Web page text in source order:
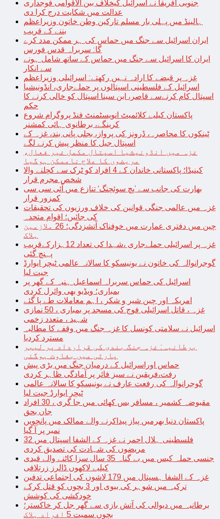
جنوبی افریقا نے اسرائیل کیخلاف بین الاقوامی فوجداری
عدالت میں شکایت درج کرا دی
ہالینڈ میں پہلی بار مسلم تارکین وطن خاتون وزیراعظم
بننے کے قریب
ایران اسرائیل سے جنگ میں حماس کی ہر ممکن مدد کرے
گا: سربراہ قدس فورس
ایران کا اسرائیل سے جنگ میں حماس کے ساتھ شامل ہونے
سے انکار
غزہ پر قبضے کا ارادہ نہیں رکھتے: اسرائیلی وزیراعظم
اسرائیل کے فلسطینی اسپتالوں پر حملےجاری، انڈونیشیا
اسپتال کام کرنےسے قاصر، ابن سینا اسپتال کو خالی کرنے کا
حکم
پاکستان کیلیے کلائمیٹ انویسٹمنٹ فنڈ پروگرام شروع
کرینگے، برطانوی ہائی کمشنر
ٹینکوں کا محاصرہ، ڈرونز کی پرواز، بجلی پانی بند، غزہ کے
اسپتال جیل کا منظر پیش کرنے لگے
غزہ میں انڈونیشیا اسپتال مکمل غیر فعال،
مریضوں کا علاج ناممکن ہوگیا
کینیڈا؛ پاکستانی خاندان کے 4 افراد کو ٹرک سے کچلنے والا
شخص مجرم قرار
بھارت کی جانب سے ’پچ سوئچنگ‘ تنازع میں آئی سی سی
کمزور قرار
غزہ میں عالمی جنگی قوانین کی خلاف ورزیوں کی تحقیقات
کی جائیں؛ اقوام متحدہ
چین میں دفتری عمارت میں خوفناک آتشزدگی؛ 26 ملازمین
ہلاک
غزہ پر اسرائیلی حملےجاری ،شہدا کی تعداد 12ہزارکےقریب
پہنچ گئی
گوجرانوالہ کی خاتون نے یونیسکو کا سالانہ عالمی ٹیچر ایوارڈ
جیت لیا
اسرائیل کی حماس سربراہ اسماعیل ہنیہ کے گھر پر
بمباری؛ ویڈیو بھی وائرل کردی
امریکہ اور چین شیر و شکر ، اہم معاملات طے پا گئے
غزہ ، قاتل اسرائیلی فوج کی مسجد پر بمباری ، 50 نمازی
شہید ، متعدد زخمی
اسرائیل نے سلامتی کونسل کا غزہ جنگ میں وقفے کا مطالبہ
مسترد کردیا
برطانیہ: غزہ جنگ بندی کی قرارداد پر لیبر
پارٹی میں بغاوت ہوگئی
حماس اوراسرائیل کے درمیان جنگ میں بڑی پیش
رفت،فریقین نے سیز فائر پر آمادگی ظاہر کردی
گوجرانوالہ کی رفعت عارف نے یونیسکو کا سالانہ عالمی
ٹیچر ایوارڈ جیت لیا
مقبوضہ کشمیر ، مسافر بس کھائی میں جا گری ، 30 افراد
جاں بحق
پاکستان دنیا بھرمیں پیاز پیداکرنے والے ممالک میں پانچویں
نمبر پر آ گیا
فلسطینی ہلال احمر نے غزہ کے الشفا اسپتال میں 32
مریضوں کی شہادت کی تصدیق کردی
جنسی حملہ کیس میں بے گناہ 35 سال سزا کاٹنے والے قیدی
کیلیے لاکھوں ڈالرز زرتلافی
غزہ کے الشفا ہسپتال میں 179 لاشوں کی اجتماعی تدفین
ترکیہ میں شوہر کی بیوی اور 3 بچوں کو قتل کرکے
خودکشی کی کوشش
برطانیہ میں دیوالی کی آتش بازی سے گھر جل کر خاکستر؛
بچوں سمیت 5 افراد ہلاک